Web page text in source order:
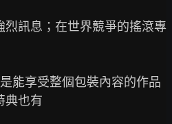
烈訊息；在世界競爭的搖滾專
能享受整個包裝內容的作品
典也有